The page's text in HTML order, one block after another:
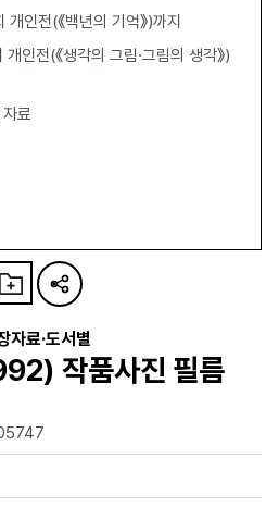
전(《백년의 기억》)까지
전(《생각의 그림·그림의 생각》)
료
자료·도서별
작품사진 필름